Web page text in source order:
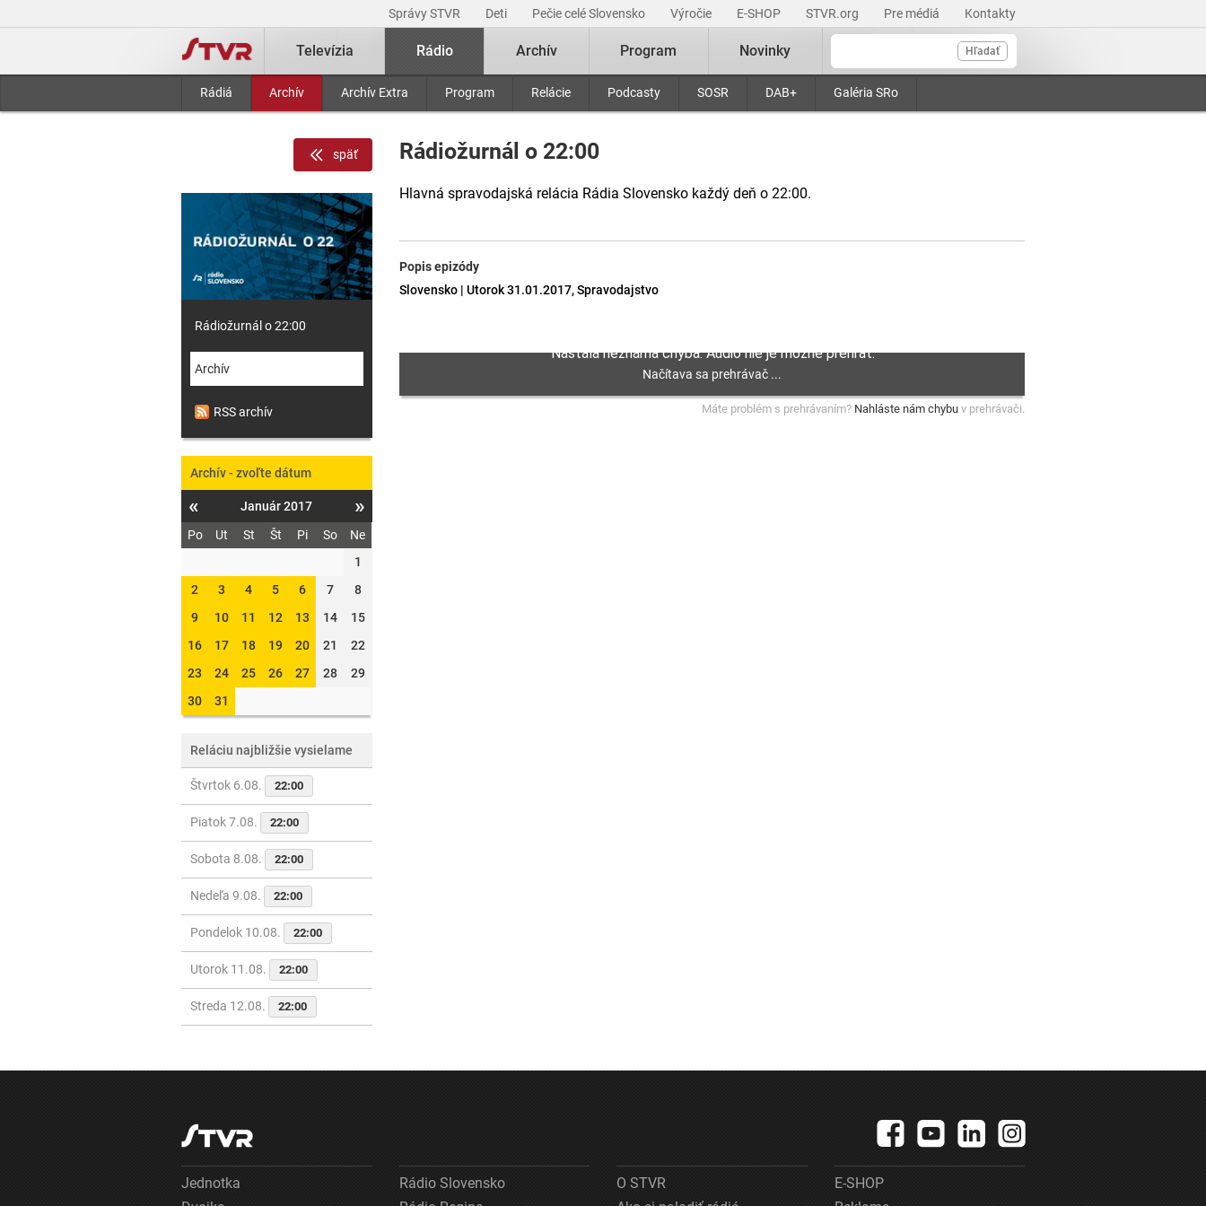
Správy STVR Deti Pečie celé Slovensko Výročie E-SHOP STVR.org Pre médiá Kontakty
Hľadať
Televízia Rádio
Rádiá Archív Archív Extra Program Relácie Podcasty SOSR DAB+ Galéria SRo
Archív Program Novinky
Rádiožurnál o 22:00
Hlavná spravodajská relácia Rádia Slovensko každý deň o 22:00.
Popis epizódy
Slovensko | Utorok 31.01.2017, Spravodajstvo
Máte problém s prehrávaním? Nahláste nám chybu v prehrávači.
späť
Rádiožurnál o 22:00
Archív
RSS archív
Archív - zvoľte dátum
« Január 2017 »
Po Ut St Št Pi So
Ne
1
2
3 4 5 6 7
8
9
10 11 12 13 14
15
16
17 18 19 20 21
22
23
24 25 26 27 28
29
30
31
Reláciu najbližšie vysielame
Štvrtok 6.08. 22:00
Piatok 7.08. 22:00
Sobota 8.08. 22:00
Nedeľa 9.08. 22:00
Pondelok 10.08. 22:00
Utorok 11.08. 22:00
Streda 12.08. 22:00
Jednotka
Rádio Slovensko
O STVR
E-SHOP